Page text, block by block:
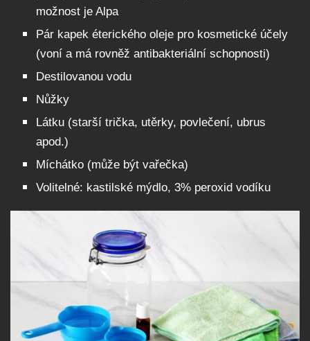
možnost je Alpa
Pár kapek éterického oleje pro kosmetické účely
(voní a má rovněž antibakteriální schopnosti)
Destilovanou vodu
Nůžky
Látku (starší trička, utěrky, povlečení, ubrus
apod.)
Míchátko (může být vařečka)
Volitelné: kastilské mýdlo, 3% peroxid vodíku